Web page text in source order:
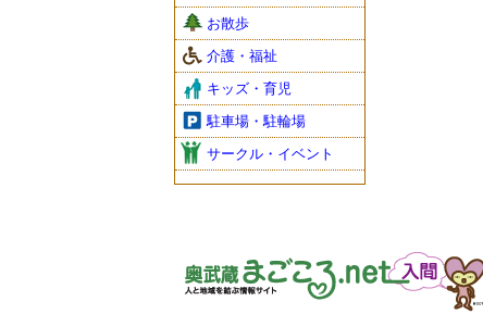
お散歩
介護・福祉
キッズ・育児
駐車場・駐輪場
サークル・イベント